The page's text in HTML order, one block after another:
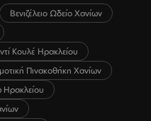
Βενιζέλειο Ωδείο Χανίων
Κουλέ Ηρακλείου
Πινακοθήκη Χανίων